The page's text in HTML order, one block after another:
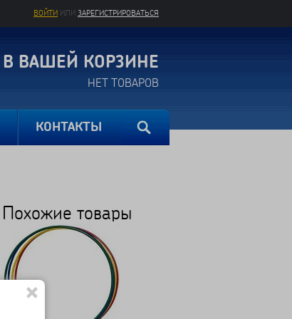
ВОЙТИ ИЛИ ЗАРЕГИСТРИРОВАТЬСЯ
В ВАШЕЙ КОРЗИНЕ
НЕТ ТОВАРОВ
КОНТАКТЫ
Похожие товары